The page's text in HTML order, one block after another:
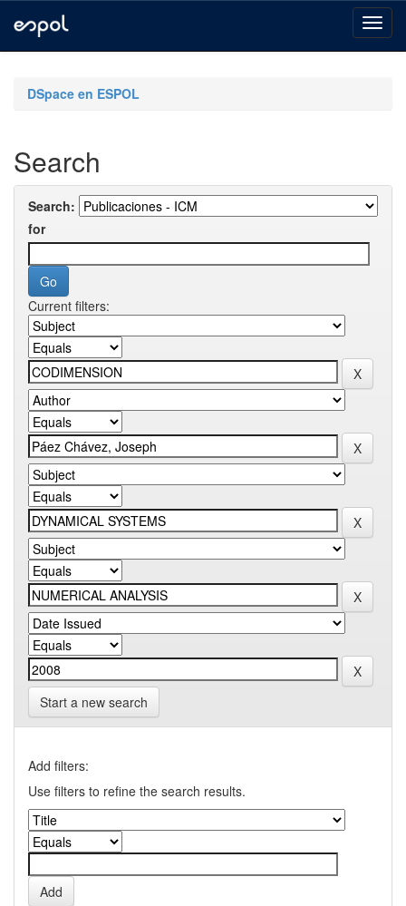
navigationDSpace en ESPOL
Search
Search:
for
Current filters:
Start a new search
Add filters:
Use filters to refine the search results.